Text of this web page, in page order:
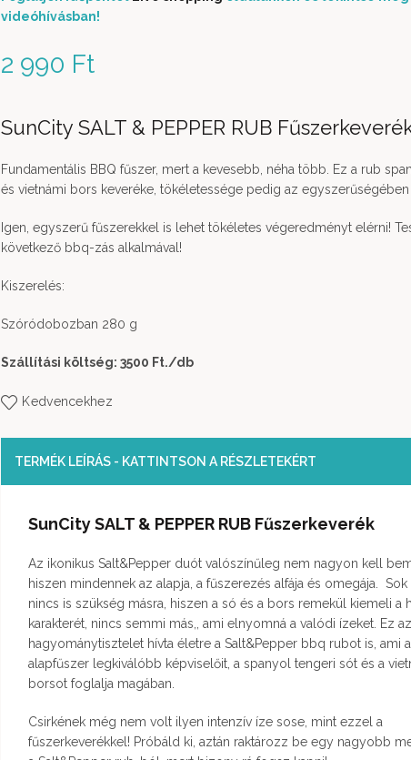
2 990 Ft
videóhívásban!
SunCity SALT & PEPPER RUB
Fundamentális BBQ fűszer, mert a kevesebb, néha több. Ez a rub
és vietnámi bors keveréke, tökéletessége pedig az egyszerűségében
Igen, egyszerű fűszerekkel is lehet tökéletes végeredményt elérni!
következő bbq-zás alkalmával!
Kiszerelés:
Szóródobozban 280 g
Szállítási költség: 3500 Ft./db
Kedvencekhez
TERMÉK LEÍRÁS - KATTINTSON A RÉSZLETEKÉRT
SunCity SALT & PEPPER RUB Fűszerkeverék
Az ikonikus Salt&Pepper duót valószínűleg nem nagyon kell
hiszen mindennek az alapja, a fűszerezés alfája és omegája. Sok
nincs is szükség másra, hiszen a só és a bors remekül kiemeli a
karakterét, nincs semmi más,, ami elnyomná a valódi ízeket. Ez
hagyománytisztelet hívta életre a Salt&Pepper bbq rubot is, ami
alapfűszer legkiválóbb képviselőit, a spanyol tengeri sót és a
borsot foglalja magában.
Csirkének még nem volt ilyen intenzív íze sose, mint ezzel a
fűszerkeverékkel! Próbáld ki, aztán raktározz be egy nagyobb